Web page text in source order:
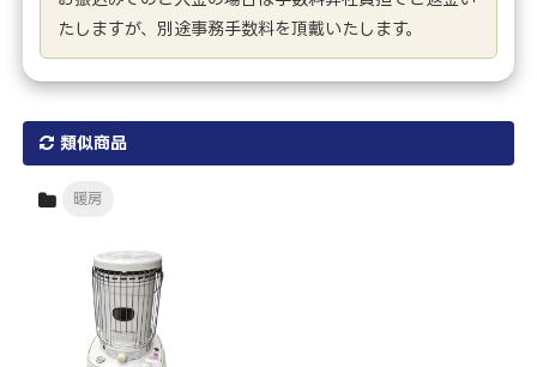
たしますが、別途事務手数料を頂戴いたします。
類似商品
暖房